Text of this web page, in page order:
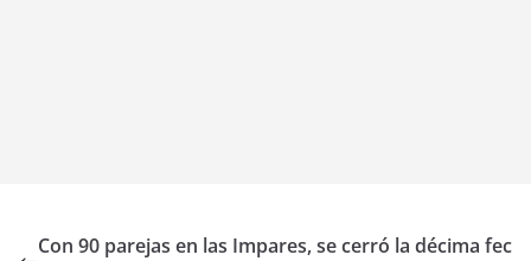
Con 90 parejas en las Impares, se cerró la décima fec